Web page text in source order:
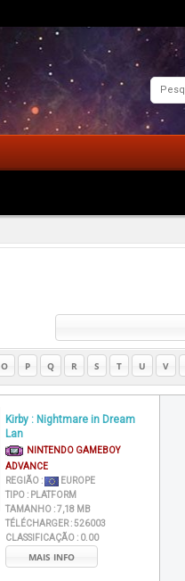
O P Q R S T U V
Kirby : Nightmare in Dream
Lan
NINTENDO GAMEBOY
ADVANCE
REGIÃO :
EUROPE
TIPO : PLATFORM
TAMANHO :7,18 MB
TÉLÉCHARGER :526003
CLASSIFICAÇÃO : 0.00
MAIS INFO